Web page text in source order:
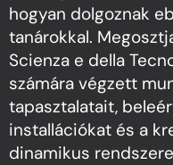
hogyan dolgoznak
tanárokkal.
Scienza e della
számára végzett
tapasztalatait,
installációkat és a
dinamikus